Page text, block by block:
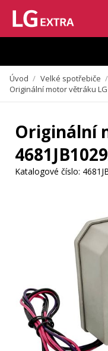
Vzhledem k aktuální situaci
Úvod / Velké spotřebiče /
Originální motor větráku
Originální
Katalogové číslo: